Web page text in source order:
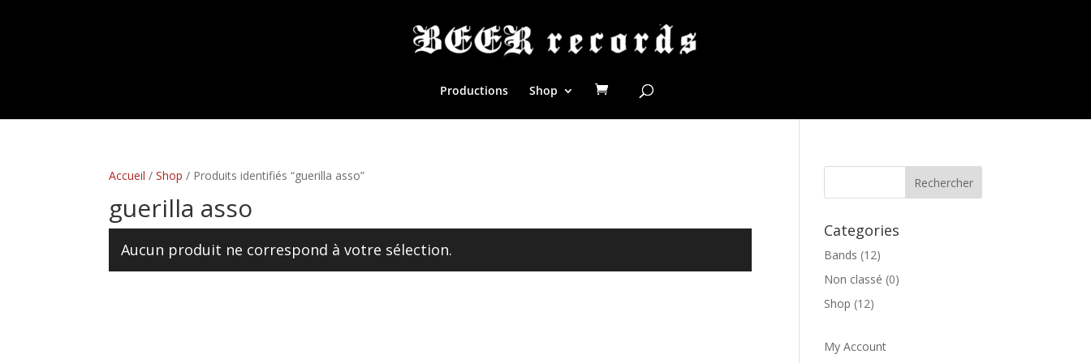
Productions Shop
Accueil /Shop / Produits identifiés “guerilla asso”
guerilla asso
Aucun produit ne correspond à votre sélection.
Categories
Bands (12)
Non classé (0)
Shop (12)
My Account